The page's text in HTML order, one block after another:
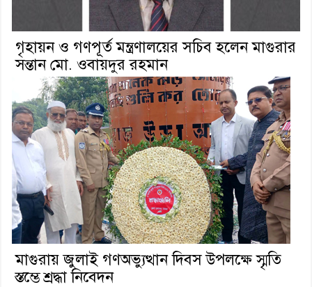
গৃহায়ন ও গণপূর্ত মন্ত্রণালয়ের সচিব হলেন মাগুরার
সন্তান মো. ওবায়দুর রহমান
মাগুরায় জুলাই গণঅভ্যুত্থান দিবস উপলক্ষে স্মৃতি
স্তম্ভে শ্রদ্ধা নিবেদন